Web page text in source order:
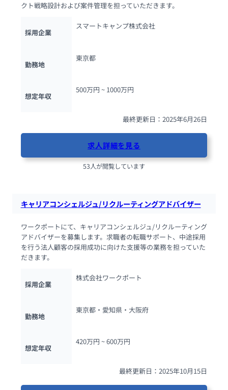
クト戦略設計および案件管理を担っていただきます。
採用企業
スマートキャンプ株式会社
勤務地
東京都
想定年収
500万円 ~ 1000万円
最終更新日：2025年6月26日
求人詳細を見る
53人が閲覧しています
キャリアコンシェルジュ/リクルーティングアドバイザー
ワークポートにて、キャリアコンシェルジュ/リクルーティング
アドバイザーを募集します。求職者の転職サポート、中途採用
を行う法人顧客の採用成功に向けた支援等の業務を担っていた
だきます。
採用企業
株式会社ワークポート
勤務地
東京都・愛知県・大阪府
想定年収
420万円 ~ 600万円
最終更新日：2025年10月15日